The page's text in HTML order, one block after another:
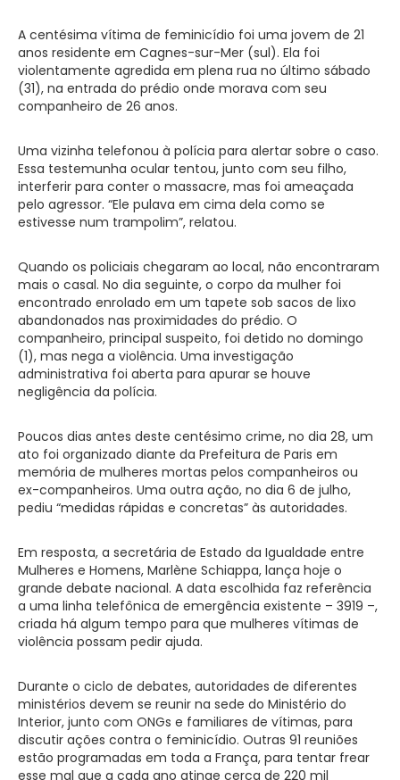
A centésima vítima de feminicídio foi uma jovem de 21
anos residente em Cagnes-sur-Mer (sul). Ela foi
violentamente agredida em plena rua no último sábado
(31), na entrada do prédio onde morava com seu
companheiro de 26 anos.
Uma vizinha telefonou à polícia para alertar sobre o caso.
Essa testemunha ocular tentou, junto com seu filho,
interferir para conter o massacre, mas foi ameaçada
pelo agressor. “Ele pulava em cima dela como se
estivesse num trampolim”, relatou.
Quando os policiais chegaram ao local, não encontraram
mais o casal. No dia seguinte, o corpo da mulher foi
encontrado enrolado em um tapete sob sacos de lixo
abandonados nas proximidades do prédio. O
companheiro, principal suspeito, foi detido no domingo
(1), mas nega a violência. Uma investigação
administrativa foi aberta para apurar se houve
negligência da polícia.
Poucos dias antes deste centésimo crime, no dia 28, um
ato foi organizado diante da Prefeitura de Paris em
memória de mulheres mortas pelos companheiros ou
ex-companheiros. Uma outra ação, no dia 6 de julho,
pediu “medidas rápidas e concretas” às autoridades.
Em resposta, a secretária de Estado da Igualdade entre
Mulheres e Homens, Marlène Schiappa, lança hoje o
grande debate nacional. A data escolhida faz referência
a uma linha telefônica de emergência existente – 3919 –,
criada há algum tempo para que mulheres vítimas de
violência possam pedir ajuda.
Durante o ciclo de debates, autoridades de diferentes
ministérios devem se reunir na sede do Ministério do
Interior, junto com ONGs e familiares de vítimas, para
discutir ações contra o feminicídio. Outras 91 reuniões
estão programadas em toda a França, para tentar frear
esse mal que a cada ano atinge cerca de 220 mil